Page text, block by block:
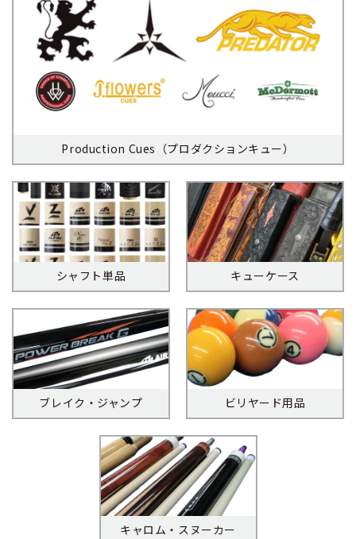
Production Cues（プロダクションキュー）
シャフト単品 キューケース
ブレイク・ジャンプ ビリヤード用品
キャロム・スヌーカー